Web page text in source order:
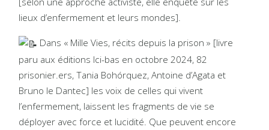
lieux d’enfermement et leurs mondes].
Dans « Mille Vies, récits depuis la prison » [livre
paru aux éditions Ici-bas en octobre 2024, 82
prisonier.ers, Tania Bohórquez, Antoine d’Agata et
Bruno le Dantec] les voix de celles qui vivent
l’enfermement, laissent les fragments de vie se
déployer avec force et lucidité. Que peuvent encore